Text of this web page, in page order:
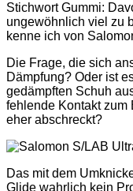
Stichwort Gummi:
ungewöhnlich viel zu
kenne ich von
Die Frage, die sich
Dämpfung? Oder ist
gedämpften Schuh
fehlende Kontakt zum
eher abschreckt?
Das mit dem
Glide wahrlich kein